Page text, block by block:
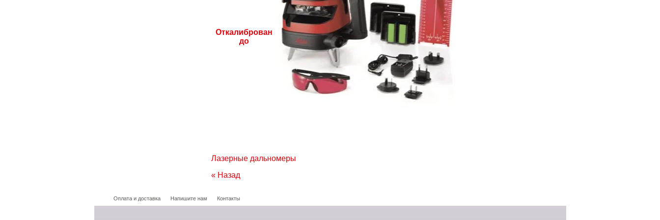
Откалиброван
до
Лазерные дальномеры
« Назад
Оплата и доставка Напишите нам Контакты